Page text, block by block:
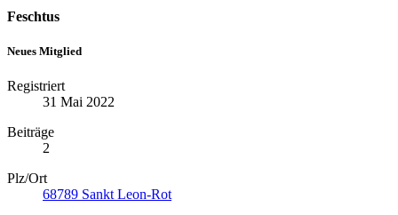
Feschtus
Neues Mitglied
Registriert
31 Mai 2022
Beiträge
2
Plz/Ort
68789 Sankt Leon-Rot